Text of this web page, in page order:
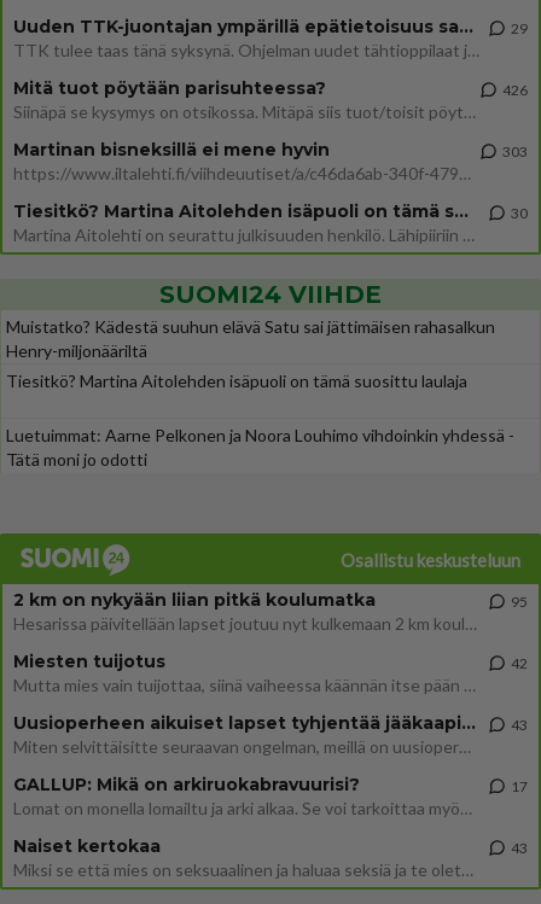
Uuden TTK-juontajan ympärillä epätietoisuus sakenee - Nyt MTV hämmentää soppaa
TTK tulee taas tänä syksynä. Ohjelman uudet tähtioppilaat julkistetaan torstaina 6. elokuuta klo 14 alkavassa lehdistö
29
Mitä tuot pöytään parisuhteessa?
Siinäpä se kysymys on otsikossa. Mitäpä siis tuot/toisit pöytään parisuhteessa? Oletko mies vai nainen? Koetko sen mitä
426
Martinan bisneksillä ei mene hyvin
https://www.iltalehti.fi/viihdeuutiset/a/c46da6ab-340f-4790-aaa7-0865eed2336 Yrityksen konkurssihakemus on tullut kärä
303
Tiesitkö? Martina Aitolehden isäpuoli on tämä suosittu laulaja
Martina Aitolehti on seurattu julkisuuden henkilö. Lähipiiriin mahtuu muitakin tunnettuja henkilöitä. Tiesitkö, että Ma
30
SUOMI24 VIIHDE
Muistatko? Kädestä suuhun elävä Satu sai jättimäisen rahasalkun
Henry-miljonääriltä
Tiesitkö? Martina Aitolehden isäpuoli on tämä suosittu laulaja
Luetuimmat: Aarne Pelkonen ja Noora Louhimo vihdoinkin yhdessä -
Tätä moni jo odotti
Osallistu keskusteluun
2 km on nykyään liian pitkä koulumatka
Hesarissa päivitellään lapset joutuu nyt kulkemaan 2 km kouluun jösses. Ruostefillarilla tuo matka menee vaikka miten äk
95
Miesten tuijotus
Mutta mies vain tuijottaa, siinä vaiheessa käännän itse pään pois. Mikä juttu? Yleensä jos joku tuijottaa tai katsoo, hä
42
Uusioperheen aikuiset lapset tyhjentää jääkaapin käydessään
Miten selvittäisitte seuraavan ongelman, meillä on uusioperhe, minulla teini-ikäiset lapset ja puolisolla aikuiset, jotk
43
GALLUP: Mikä on arkiruokabravuurisi?
Lomat on monella lomailtu ja arki alkaa. Se voi tarkoittaa myös sitä, että grillailut on grillattu ja palataan arjen ruo
17
Naiset kertokaa
Miksi se että mies on seksuaalinen ja haluaa seksiä ja te olette hänen mielestänne haluttava on vastenmielistä? Mikä sii
43